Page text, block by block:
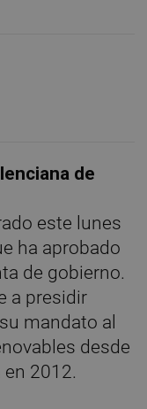
de
este lunes
ha aprobado
de gobierno.
a presidir
mandato al
desde
2012.